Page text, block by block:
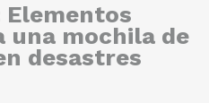
Elementos
una mochila de
desastres